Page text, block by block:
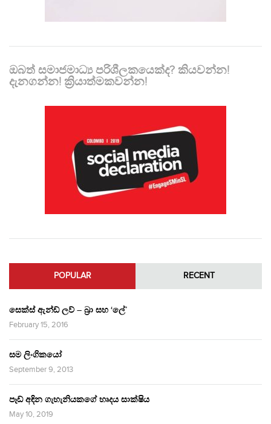
ඔබත් සමාජමාධ්‍ය පරිශීලකයෙක්ද? කියවන්න!
දැනගන්න! ක්‍රියාත්මකවන්න!
POPULAR RECENT
සෙක්ස් ඇන්ඩ් ලව් – බ්‍රා සහ ‘ලේ’
February 15, 2016
සම ලිංගිකයෝ
September 9, 2013
පෑඩ් අඳින ගැහැනියකගේ හෘදය සාක්ෂිය
May 10, 2019